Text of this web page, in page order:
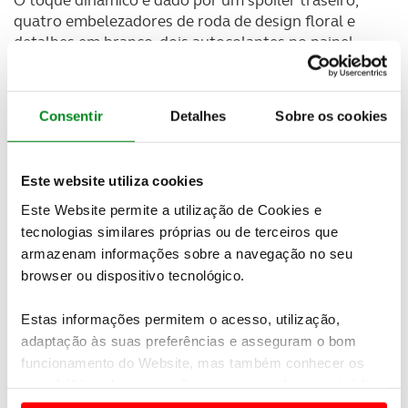
Consentir Detalhes Sobre os cookies
Este website utiliza cookies
Este Website permite a utilização de Cookies e
tecnologias similares próprias ou de terceiros que
armazenam informações sobre a navegação no seu
browser ou dispositivo tecnológico.
Estas informações permitem o acesso, utilização,
adaptação às suas preferências e asseguram o bom
funcionamento do Website, mas também conhecer os
quatro embelezadores de roda de design floral e
detalhes em branco, dois autocolantes no painel
traseiro e outros dois autocolantes nas soleiras das